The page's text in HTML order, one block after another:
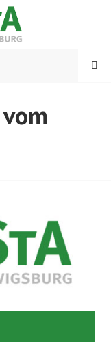
MENÜ